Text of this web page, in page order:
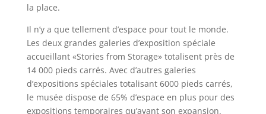
la place.
Il n’y a que tellement d’espace pour tout le monde.
Les deux grandes galeries d’exposition spéciale
accueillant «Stories from Storage» totalisent près de
14 000 pieds carrés. Avec d’autres galeries
d’expositions spéciales totalisant 6000 pieds carrés,
le musée dispose de 65% d’espace en plus pour des
expositions temporaires qu’avant son expansion.